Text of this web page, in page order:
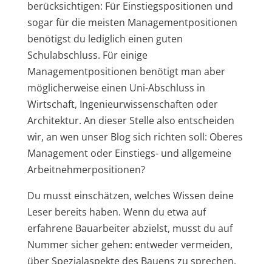
berücksichtigen: Für Einstiegspositionen und
sogar für die meisten Managementpositionen
benötigst du lediglich einen guten
Schulabschluss. Für einige
Managementpositionen benötigt man aber
möglicherweise einen Uni-Abschluss in
Wirtschaft, Ingenieurwissenschaften oder
Architektur. An dieser Stelle also entscheiden
wir, an wen unser Blog sich richten soll: Oberes
Management oder Einstiegs- und allgemeine
Arbeitnehmerpositionen?
Du musst einschätzen, welches Wissen deine
Leser bereits haben. Wenn du etwa auf
erfahrene Bauarbeiter abzielst, musst du auf
Nummer sicher gehen: entweder vermeiden,
über Spezialaspekte des Bauens zu sprechen,